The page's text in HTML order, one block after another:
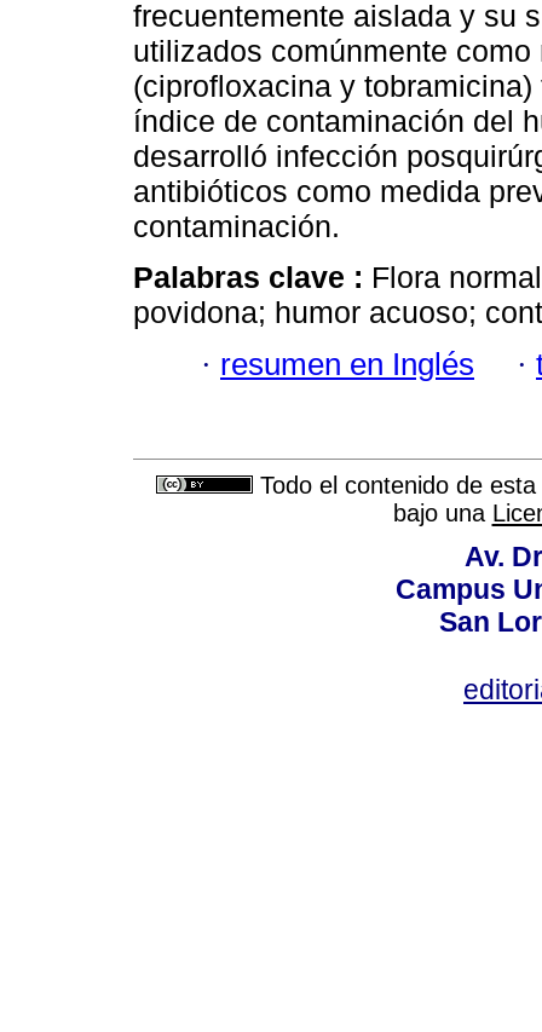
frecuentemente aislada y su
utilizados comúnmente
(ciprofloxacina y
índice de contaminación del
desarrolló infección
antibióticos como medida
contaminación.
Palabras clave : Flora
povidona; humor acuoso;
· resumen en Inglés ·
Todo el contenido de
bajo una
Av.
Campus
San